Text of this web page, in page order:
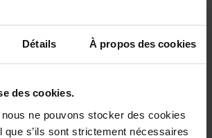
Détails À propos des cookies
des cookies.
ne pouvons stocker des cookies
que s’ils sont strictement nécessaires
à partir de 50€